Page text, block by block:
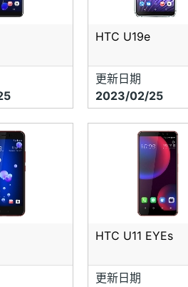
HTC U19e
更新日期
2023/02/25
HTC U11 EYEs
更新日期